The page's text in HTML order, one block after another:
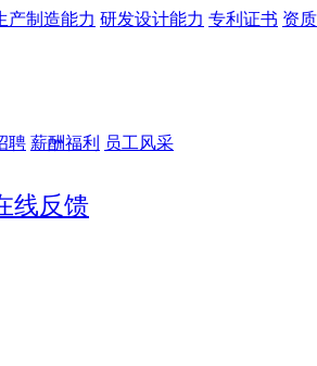
产制造能力 研发设计能力 专利证书 资
聘 薪酬福利 员工风采
线反馈